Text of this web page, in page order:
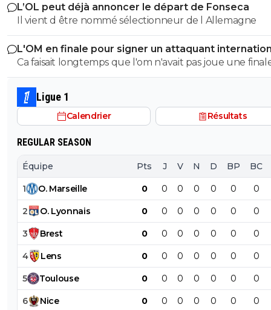
L’OL peut déjà annoncer le départ de Fonseca
Il vient d être nommé sélectionneur de l Allemagne
L'OM en finale pour signer un attaquant
Ca faisait longtemps que l'om n'avait pas joue une
Ligue 1
Calendrier Résultats
REGULAR SEASON
Équipe Pts J V N D BP BC
1 O. Marseille 0 0 0 0 0 0 0
2 O. Lyonnais 0 0 0 0 0 0 0
3 Brest 0 0 0 0 0 0 0
4 Lens 0 0 0 0 0 0 0
5 Toulouse 0 0 0 0 0 0 0
6 Nice 0 0 0 0 0 0 0